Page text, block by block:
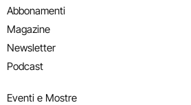
Abbonamenti
Magazine
Newsletter
Podcast
Eventi e Mostre